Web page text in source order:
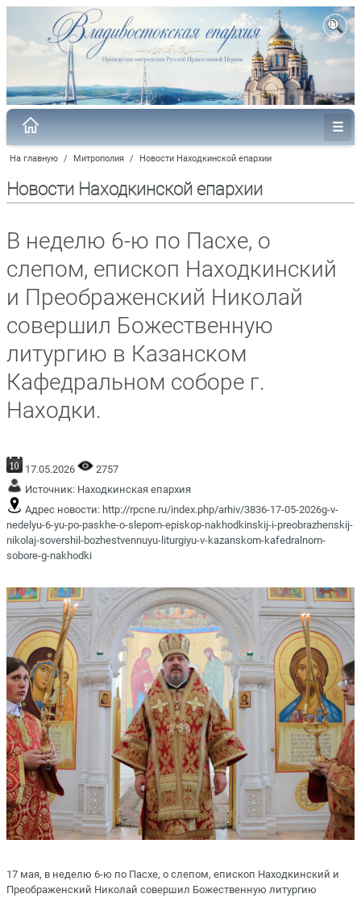
На главную / Митрополия / Новости Находкинской епархии
Новости Находкинской епархии
В неделю 6-ю по Пасхе, о
слепом, епископ Находкинский
и Преображенский Николай
совершил Божественную
литургию в Казанском
Кафедральном соборе г.
Находки.
17.05.2026
2757
Источник: Находкинская епархия
Адрес новости: http://rpcne.ru/index.php/arhiv/3836-17-05-2026g-v-
nedelyu-6-yu-po-paskhe-o-slepom-episkop-nakhodkinskij-i-preobrazhenskij-
nikolaj-sovershil-bozhestvennuyu-liturgiyu-v-kazanskom-kafedralnom-
sobore-g-nakhodki
17 мая, в неделю 6-ю по Пасхе, о слепом, епископ Находкинский и
Преображенский Николай совершил Божественную литургию